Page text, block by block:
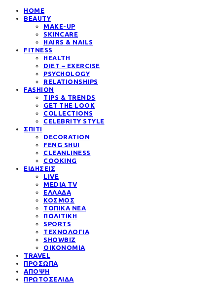
HOME
BEAUTY
MAKE-UP
SKINCARE
HAIRS & NAILS
FITNESS
HEALTH
DIET – EXERCISE
PSYCHOLOGY
RELATIONSHIPS
FASHION
TIPS & TRENDS
GET THE LOOK
COLLECTIONS
CELEBRITY STYLE
ΣΠΙΤΙ
DECORATION
FENG SHUI
CLEANLINESS
COOKING
ΕΙΔΗΣΕΙΣ
LIVE
MEDIA TV
ΕΛΛΑΔΑ
ΚΟΣΜΟΣ
ΤΟΠΙΚΑ ΝΕΑ
ΠΟΛΙΤΙΚΗ
SPORTS
ΤΕΧΝΟΛΟΓΙΑ
SHOWBIZ
ΟΙΚΟΝΟΜΙΑ
TRAVEL
ΠΡΟΣΩΠΑ
ΑΠΟΨΗ
ΠΡΩΤΟΣΕΛΙΔΑ